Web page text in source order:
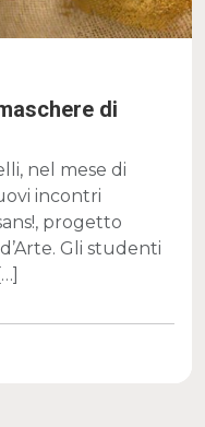
di
nel mese di
incontri
progetto
Gli studenti